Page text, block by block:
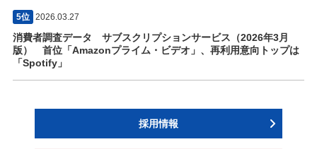
5位 2026.03.27
消費者調査データ サブスクリプションサービス（2026年3月
版） 首位「Amazonプライム・ビデオ」、再利用意向トップは
「Spotify」
採用情報